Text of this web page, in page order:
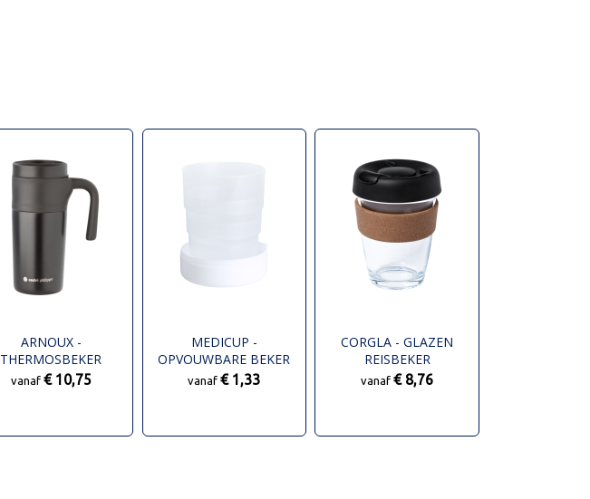
ARNOUX -
THERMOSBEKER
vanaf € 10,75
MEDICUP -
OPVOUWBARE BEKER
vanaf€ 1,33
CORGLA - GLAZEN
REISBEKER
vanaf€ 8,76